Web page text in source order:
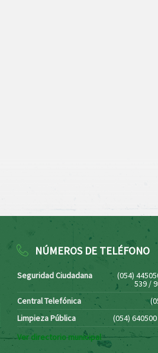
NÚMEROS DE TELÉFONO
Seguridad Ciudadana (054)
539 /
Central Telefónica
Limpieza Pública
(054)
Ver directorio municipal